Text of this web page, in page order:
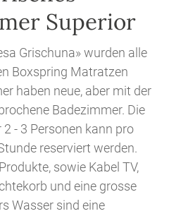
Superior
Grischuna» wurden alle
Boxspring Matratzen
haben neue, aber mit der
Badezimmer. Die
- 3 Personen kann pro
reserviert werden.
sowie Kabel TV,
und eine grosse
Wasser sind eine